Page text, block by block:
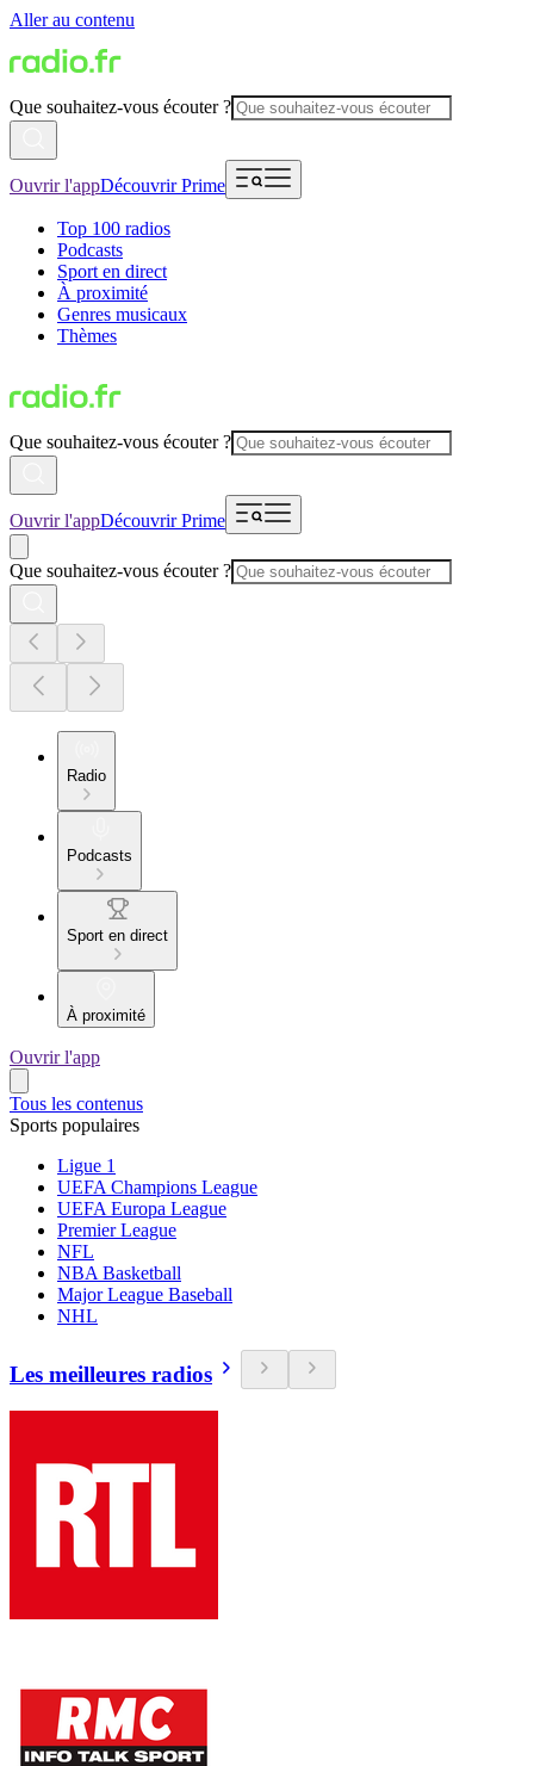
Aller au contenu
Que souhaitez-vous écouter ?
Ouvrir l'appDécouvrir Prime
Top 100 radios
Podcasts
Sport en direct
À proximité
Genres musicaux
Thèmes
Que souhaitez-vous écouter ?
Ouvrir l'appDécouvrir Prime
Que souhaitez-vous écouter ?
Radio
Podcasts
Sport en direct
À proximité
Ouvrir l'app
Tous les contenus
Sports populaires
Ligue 1
UEFA Champions League
UEFA Europa League
Premier League
NFL
NBA Basketball
Major League Baseball
NHL
Les meilleures radios